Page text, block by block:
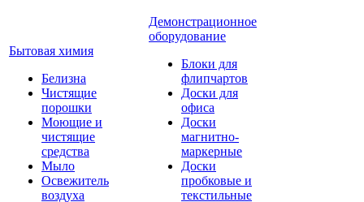
Бытовая химия
Белизна
Чистящие
порошки
Моющие и
чистящие
средства
Мыло
Освежитель
воздуха
Демонстрационное
оборудование
Блоки для
флипчартов
Доски для
офиса
Доски
магнитно-
маркерные
Доски
пробковые и
текстильные